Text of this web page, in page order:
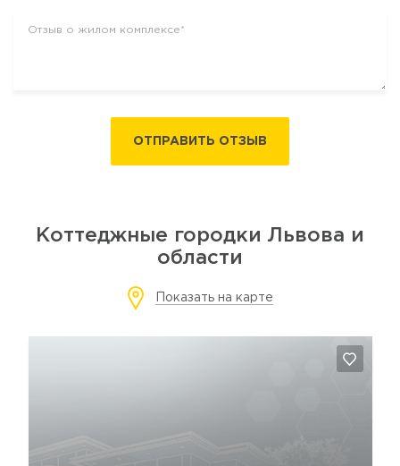
ОТПРАВИТЬ ОТЗЫВ
Коттеджные городки Львова и
области
Показать на карте